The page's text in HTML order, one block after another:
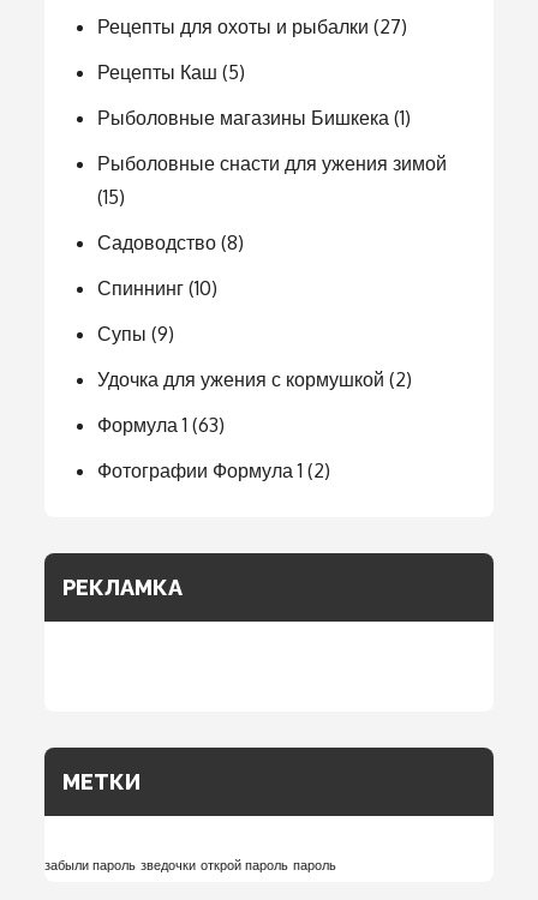
Рецепты для охоты и рыбалки (27)
Рецепты Каш (5)
Рыболовные магазины Бишкека (1)
Рыболовные снасти для ужения зимой
(15)
Садоводство (8)
Спиннинг (10)
Супы (9)
Удочка для ужения с кормушкой (2)
Формула 1 (63)
Фотографии Формула 1 (2)
РЕКЛАМКА
МЕТКИ
забыли пароль зведочки открой пароль пароль